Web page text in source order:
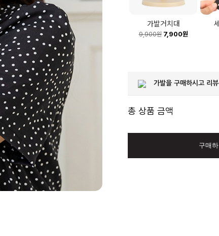
가발거치대
9,900원7,900원
가발을 구매하시고 리
총 상품 금액
구매